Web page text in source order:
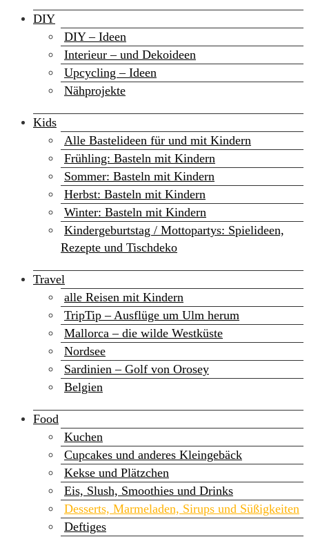
DIY
DIY – Ideen
Interieur – und Dekoideen
Upcycling – Ideen
Nähprojekte
Kids
Alle Bastelideen für und mit Kindern
Frühling: Basteln mit Kindern
Sommer: Basteln mit Kindern
Herbst: Basteln mit Kindern
Winter: Basteln mit Kindern
Kindergeburtstag / Mottopartys: Spielideen,
Rezepte und Tischdeko
Travel
alle Reisen mit Kindern
TripTip – Ausflüge um Ulm herum
Mallorca – die wilde Westküste
Nordsee
Sardinien – Golf von Orosey
Belgien
Food
Kuchen
Cupcakes und anderes Kleingebäck
Kekse und Plätzchen
Eis, Slush, Smoothies und Drinks
Desserts, Marmeladen, Sirups und Süßigkeiten
Deftiges